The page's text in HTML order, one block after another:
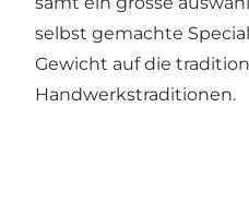
selbst gemachte
Gewicht auf die
Handwerkstraditionen.